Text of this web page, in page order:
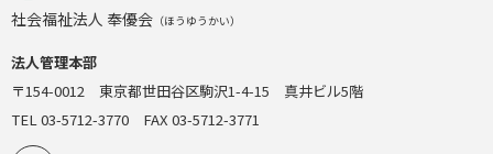
社会福祉法人 奉優会 （ほうゆうかい）
法人管理本部
〒154-0012 東京都世田谷区駒沢1-4-15 真井ビル5階
TEL 03-5712-3770 FAX 03-5712-3771